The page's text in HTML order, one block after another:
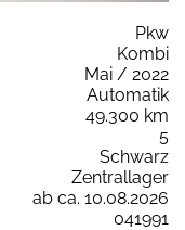
Pkw
Kombi
Mai / 2022
Automatik
49.300 km
5
Schwarz
Zentrallager
ab ca. 10.08.2026
041991